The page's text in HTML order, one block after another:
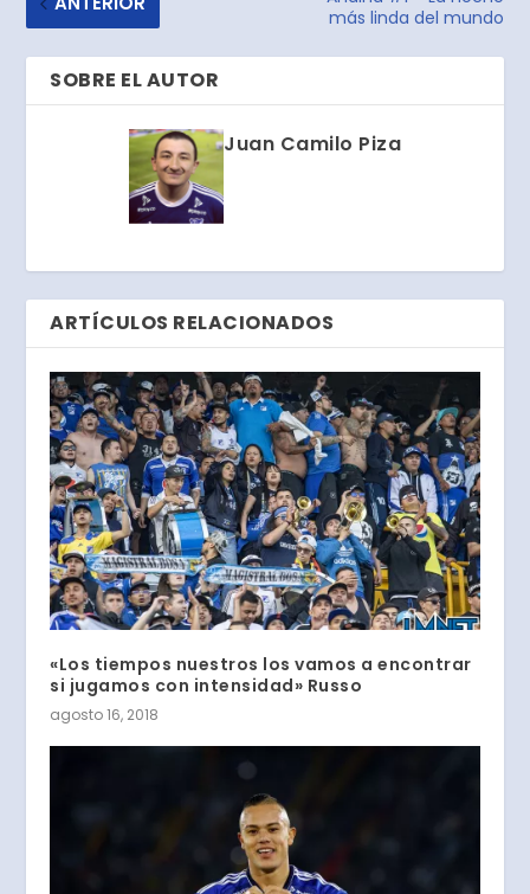
más linda del mundo
SOBRE EL AUTOR
Juan Camilo Piza
ARTÍCULOS RELACIONADOS
«Los tiempos nuestros los vamos a encontrar
si jugamos con intensidad» Russo
agosto 16, 2018